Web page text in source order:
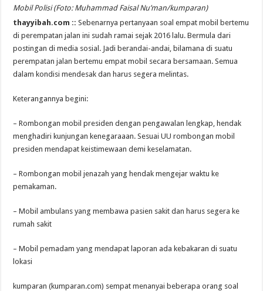
Mobil Polisi (Foto: Muhammad Faisal Nu’man/kumparan)
thayyibah.com ::Sebenarnya pertanyaan soal empat mobil bertemu
di perempatan jalan ini sudah ramai sejak 2016 lalu. Bermula dari
postingan di media sosial. Jadi berandai-andai, bilamana di suatu
perempatan jalan bertemu empat mobil secara bersamaan. Semua
dalam kondisi mendesak dan harus segera melintas.
Keterangannya begini:
– Rombongan mobil presiden dengan pengawalan lengkap, hendak
menghadiri kunjungan kenegaraaan. Sesuai UU rombongan mobil
presiden mendapat keistimewaan demi keselamatan.
– Rombongan mobil jenazah yang hendak mengejar waktu ke
pemakaman.
– Mobil ambulans yang membawa pasien sakit dan harus segera ke
rumah sakit
– Mobil pemadam yang mendapat laporan ada kebakaran di suatu
lokasi
kumparan (kumparan.com) sempat menanyai beberapa orang soal